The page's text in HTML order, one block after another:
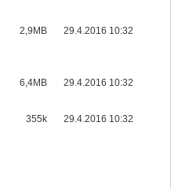
2,9MB 29.4.2016 10:32
6,4MB 29.4.2016 10:32
355k 29.4.2016 10:32